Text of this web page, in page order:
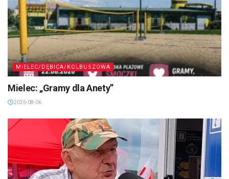
MIELEC/DĘBICA/KOLBUSZOWA
Mielec: „Gramy dla Anety”
2026-08-06